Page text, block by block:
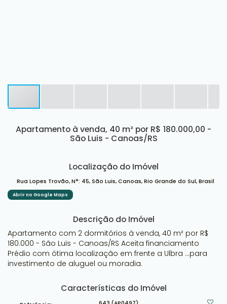
Apartamento à venda, 40 m² por R$ 180.000,00 -
São Luis - Canoas/RS
Localização do Imóvel
Rua Lopes Trovão, N°: 45, São Luis, Canoas, Rio Grande do Sul, Brasil
Abrir no Google Maps
Descrição do Imóvel
Apartamento com 2 dormitórios à venda, 40 m² por R$
180.000 - São Luis - Canoas/RS Aceita financiamento
Prédio com ótima localização em frente a Ulbra ...para
investimento de aluguel ou moradia.
Características do Imóvel